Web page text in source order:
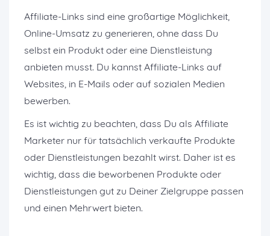
Affiliate-Links sind eine großartige Möglichkeit,
Online-Umsatz zu generieren, ohne dass Du
selbst ein Produkt oder eine Dienstleistung
anbieten musst. Du kannst Affiliate-Links auf
Websites, in E-Mails oder auf sozialen Medien
bewerben.
Es ist wichtig zu beachten, dass Du als Affiliate
Marketer nur für tatsächlich verkaufte Produkte
oder Dienstleistungen bezahlt wirst. Daher ist es
wichtig, dass die beworbenen Produkte oder
Dienstleistungen gut zu Deiner Zielgruppe passen
und einen Mehrwert bieten.